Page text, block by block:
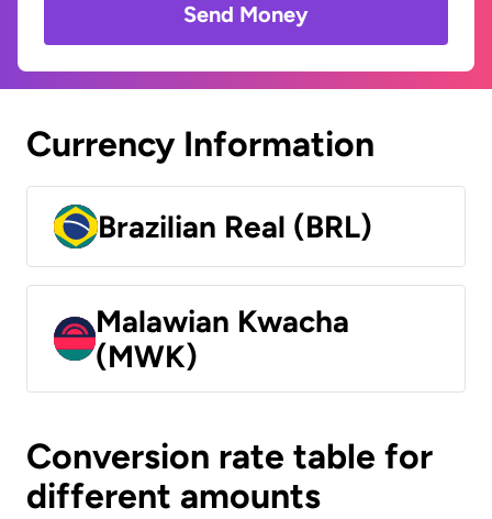
Send Money
Currency Information
Brazilian Real (BRL)
Malawian Kwacha
(MWK)
Conversion rate table for
different amounts